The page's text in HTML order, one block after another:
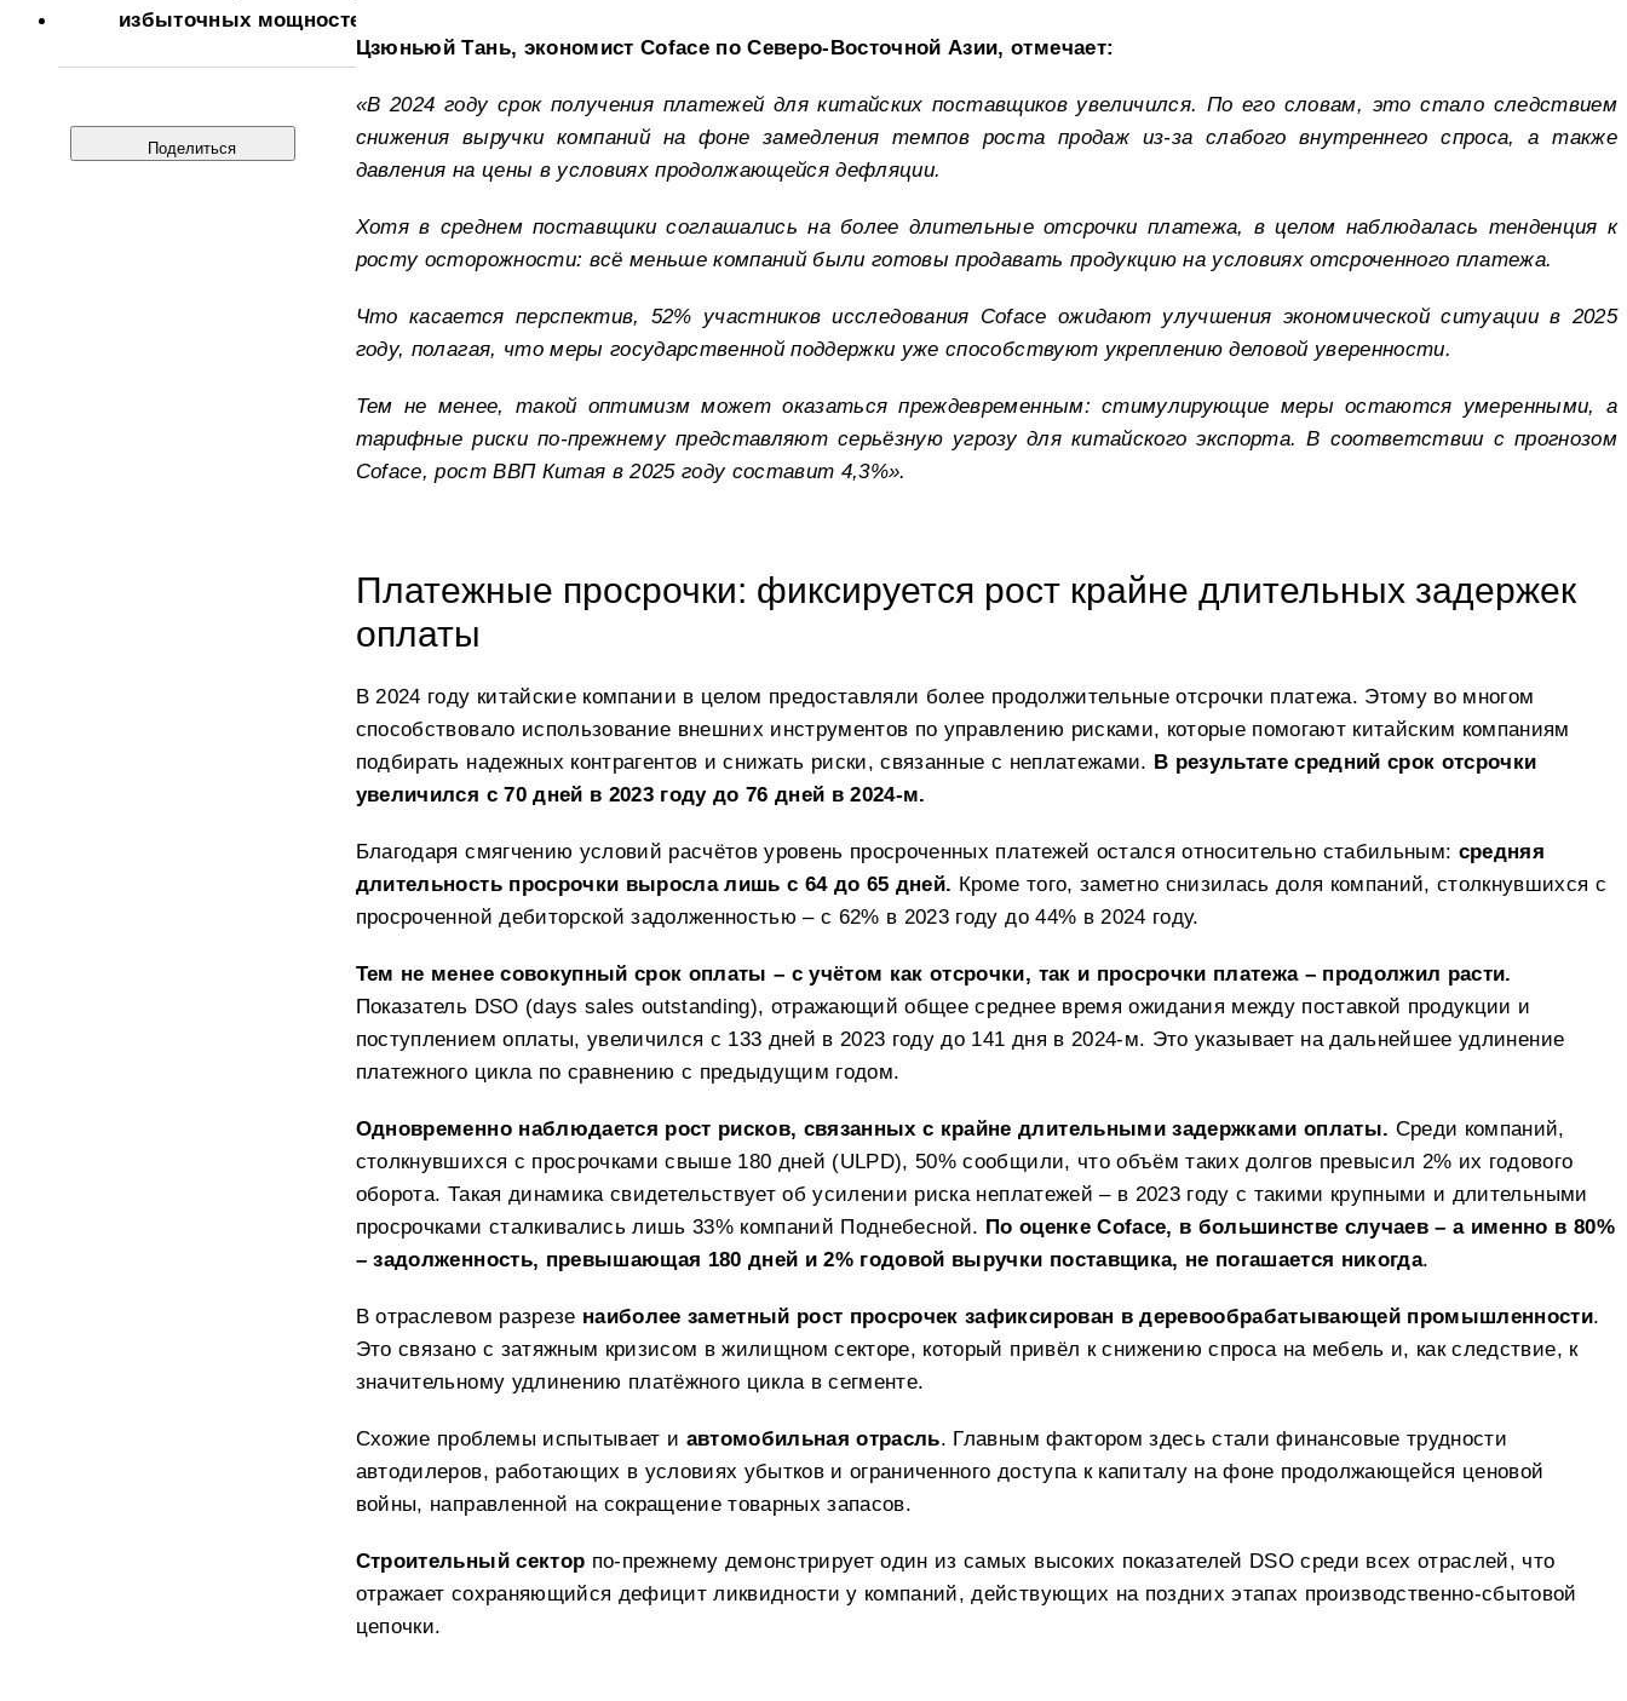
избыточных мощностей
Поделиться
Цзюньюй Тань, экономист Coface по Северо-Восточной Азии, отмечает:
«В 2024 году срок получения платежей для китайских поставщиков увеличился. По его словам, это стало следствием
снижения выручки компаний на фоне замедления темпов роста продаж из-за слабого внутреннего спроса, а также
давления на цены в условиях продолжающейся дефляции.
Хотя в среднем поставщики соглашались на более длительные отсрочки платежа, в целом наблюдалась тенденция к
росту осторожности: всё меньше компаний были готовы продавать продукцию на условиях отсроченного платежа.
Что касается перспектив, 52% участников исследования Coface ожидают улучшения экономической ситуации в 2025
году, полагая, что меры государственной поддержки уже способствуют укреплению деловой уверенности.
Тем не менее, такой оптимизм может оказаться преждевременным: стимулирующие меры остаются умеренными, а
тарифные риски по-прежнему представляют серьёзную угрозу для китайского экспорта. В соответствии с прогнозом
Coface, рост ВВП Китая в 2025 году составит 4,3%».
Платежные просрочки: фиксируется рост крайне длительных задержек
оплаты
В 2024 году китайские компании в целом предоставляли более продолжительные отсрочки платежа. Этому во многом
способствовало использование внешних инструментов по управлению рисками, которые помогают китайским компаниям
подбирать надежных контрагентов и снижать риски, связанные с неплатежами. В результате средний срок отсрочки
увеличился с 70 дней в 2023 году до 76 дней в 2024-м.
Благодаря смягчению условий расчётов уровень просроченных платежей остался относительно стабильным: средняя
длительность просрочки выросла лишь с 64 до 65 дней. Кроме того, заметно снизилась доля компаний, столкнувшихся с
просроченной дебиторской задолженностью – с 62% в 2023 году до 44% в 2024 году.
Тем не менее совокупный срок оплаты – с учётом как отсрочки, так и просрочки платежа – продолжил расти.
Показатель DSO (days sales outstanding), отражающий общее среднее время ожидания между поставкой продукции и
поступлением оплаты, увеличился с 133 дней в 2023 году до 141 дня в 2024-м. Это указывает на дальнейшее удлинение
платежного цикла по сравнению с предыдущим годом.
Одновременно наблюдается рост рисков, связанных с крайне длительными задержками оплаты. Среди компаний,
столкнувшихся с просрочками свыше 180 дней (ULPD), 50% сообщили, что объём таких долгов превысил 2% их годового
оборота. Такая динамика свидетельствует об усилении риска неплатежей – в 2023 году с такими крупными и длительными
просрочками сталкивались лишь 33% компаний Поднебесной. По оценке Coface, в большинстве случаев – а именно в 80%
– задолженность, превышающая 180 дней и 2% годовой выручки поставщика, не погашается никогда.
В отраслевом разрезе наиболее заметный рост просрочек зафиксирован в деревообрабатывающей промышленности.
Это связано с затяжным кризисом в жилищном секторе, который привёл к снижению спроса на мебель и, как следствие, к
значительному удлинению платёжного цикла в сегменте.
Схожие проблемы испытывает и автомобильная отрасль. Главным фактором здесь стали финансовые трудности
автодилеров, работающих в условиях убытков и ограниченного доступа к капиталу на фоне продолжающейся ценовой
войны, направленной на сокращение товарных запасов.
Строительный сектор по-прежнему демонстрирует один из самых высоких показателей DSO среди всех отраслей, что
отражает сохраняющийся дефицит ликвидности у компаний, действующих на поздних этапах производственно-сбытовой
цепочки.